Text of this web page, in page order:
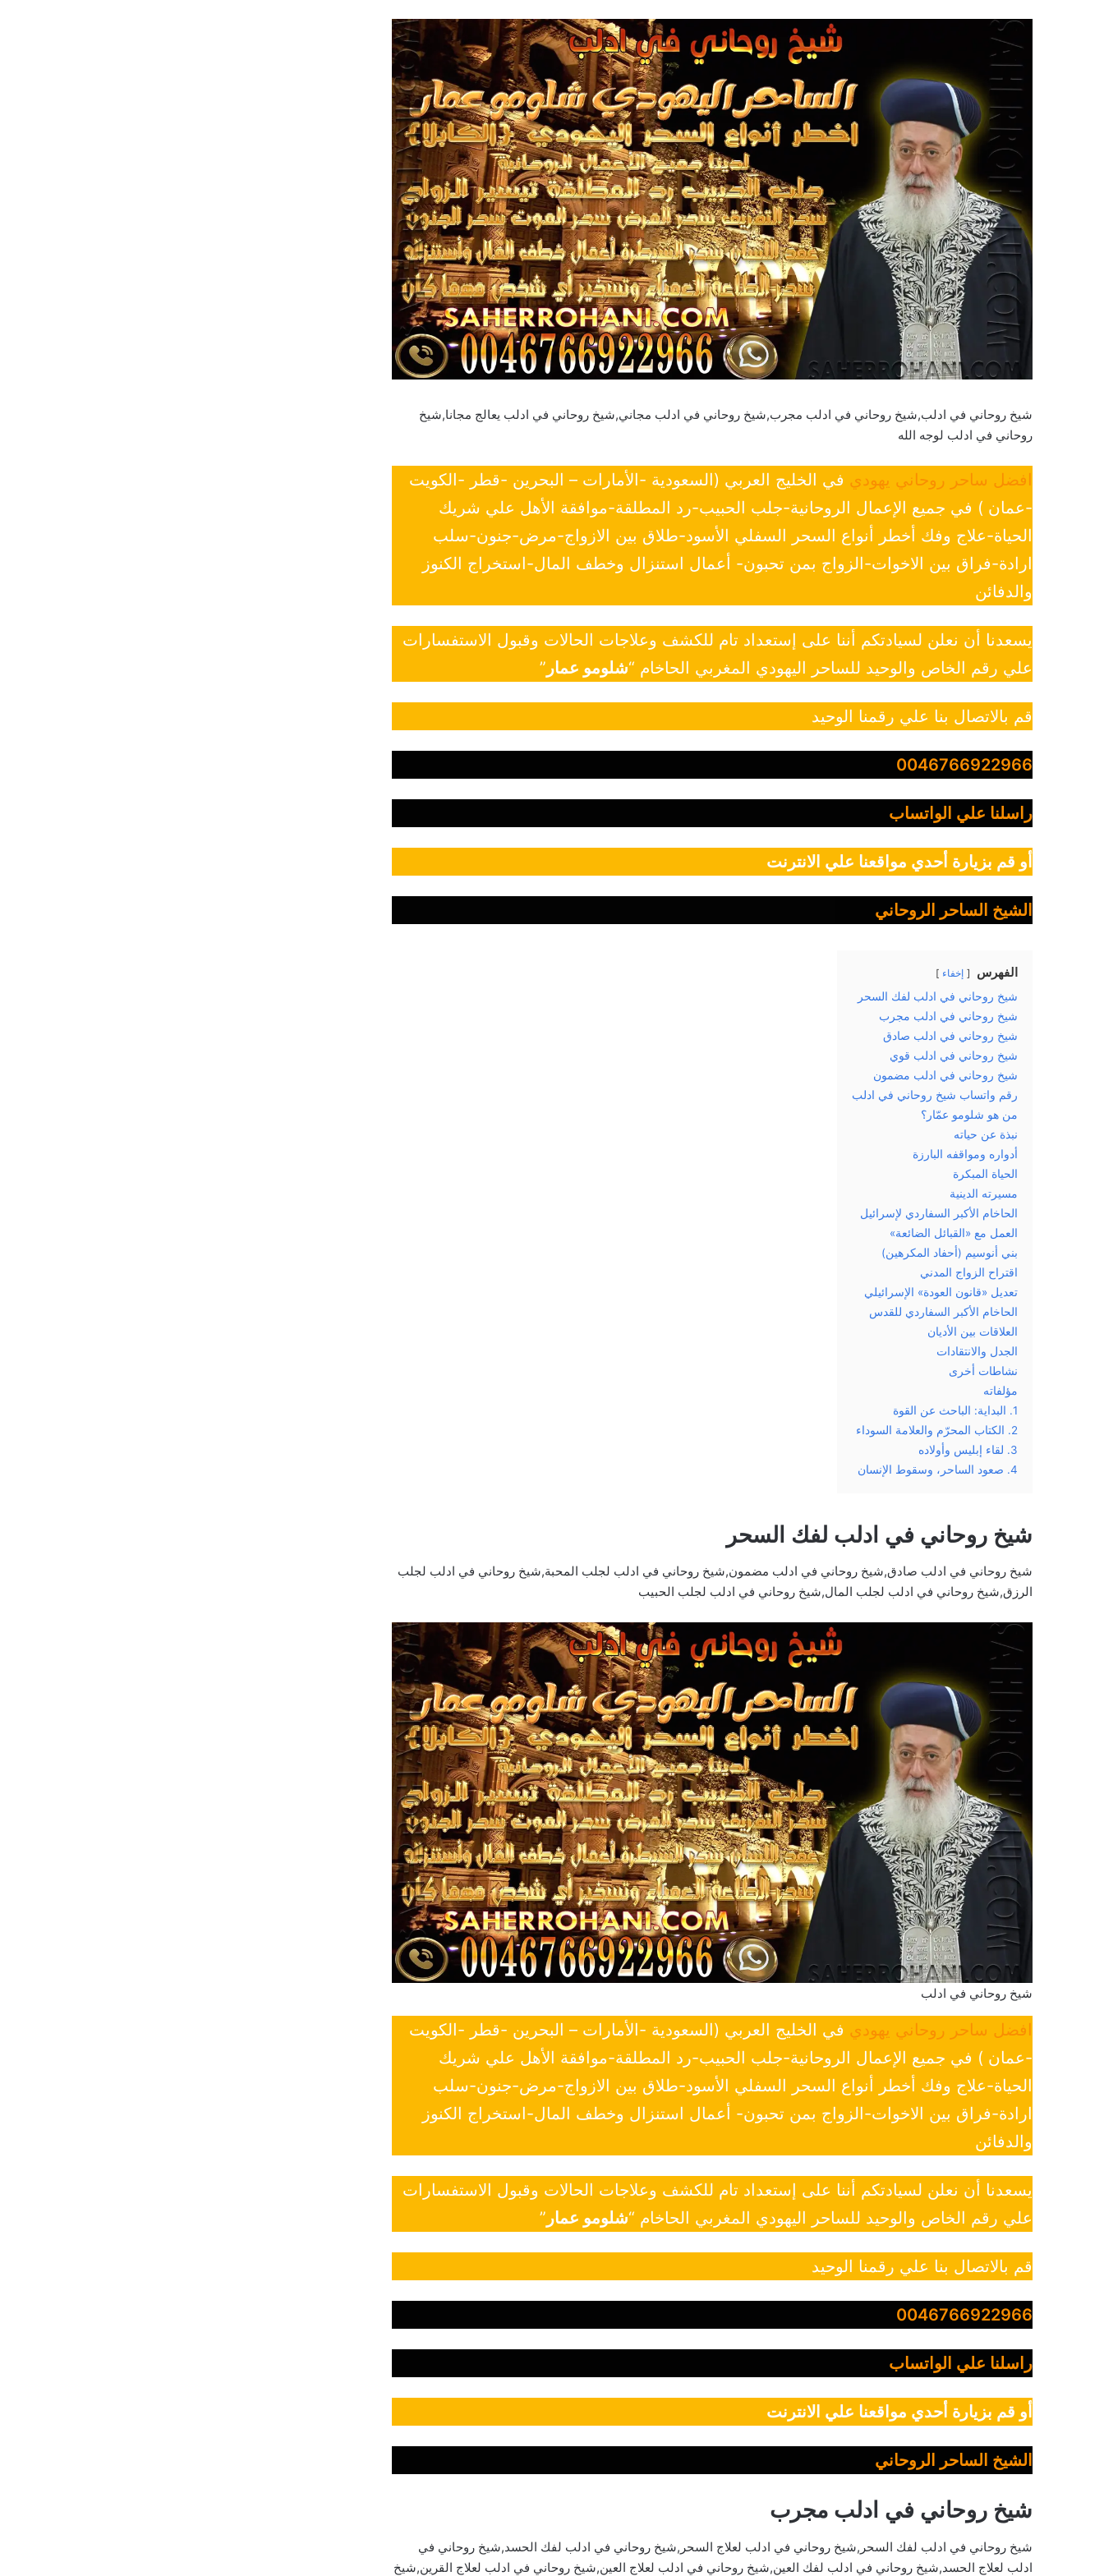
شيخ روحاني في ادلب,شيخ روحاني في ادلب مجرب,شيخ روحاني في ادلب مجاني,شيخ روحاني في ادلب يعالج مجانا,شيخ
روحاني في ادلب لوجه الله
افضل ساحر روحاني يهودي في الخليج العربي (السعودية -الأمارات – البحرين -قطر -الكويت
-عمان ) في جميع الإعمال الروحانية-جلب الحبيب-رد المطلقة-موافقة الأهل علي شريك
الحياة-علاج وفك أخطر أنواع السحر السفلي الأسود-طلاق بين الازواج-مرض-جنون-سلب
ارادة-فراق بين الاخوات-الزواج بمن تحبون- أعمال استنزال وخطف المال-استخراج الكنوز
والدفائن
يسعدنا أن نعلن لسيادتكم أننا على إستعداد تام للكشف وعلاجات الحالات وقبول الاستفسارات
علي رقم الخاص والوحيد للساحر اليهودي المغربي الحاخام “شلومو عمار ”
قم بالاتصال بنا علي رقمنا الوحيد
0046766922966
راسلنا علي الواتساب
أو قم بزيارة أحدي مواقعنا علي الانترنت
الشيخ الساحر الروحاني
الفهرس إخفاء
شيخ روحاني في ادلب لفك السحر
شيخ روحاني في ادلب مجرب
شيخ روحاني في ادلب صادق
شيخ روحاني في ادلب قوي
شيخ روحاني في ادلب مضمون
رقم واتساب شيخ روحاني في ادلب
من هو شلومو عمّار؟
نبذة عن حياته
أدواره ومواقفه البارزة
الحياة المبكرة
مسيرته الدينية
الحاخام الأكبر السفاردي لإسرائيل
العمل مع «القبائل الضائعة»
بني أنوسيم (أحفاد المكرهين)
اقتراح الزواج المدني
تعديل «قانون العودة» الإسرائيلي
الحاخام الأكبر السفاردي للقدس
العلاقات بين الأديان
الجدل والانتقادات
نشاطات أخرى
مؤلفاته
1. البداية: الباحث عن القوة
2. الكتاب المحرّم والعلامة السوداء
3. لقاء إبليس وأولاده
4. صعود الساحر، وسقوط الإنسان
شيخ روحاني في ادلب لفك السحر
شيخ روحاني في ادلب صادق,شيخ روحاني في ادلب مضمون,شيخ روحاني في ادلب لجلب المحبة,شيخ روحاني في ادلب لجلب
الرزق,شيخ روحاني في ادلب لجلب المال,شيخ روحاني في ادلب لجلب الحبيب
شيخ روحاني في ادلب
افضل ساحر روحاني يهودي في الخليج العربي (السعودية -الأمارات – البحرين -قطر -الكويت
-عمان ) في جميع الإعمال الروحانية-جلب الحبيب-رد المطلقة-موافقة الأهل علي شريك
الحياة-علاج وفك أخطر أنواع السحر السفلي الأسود-طلاق بين الازواج-مرض-جنون-سلب
ارادة-فراق بين الاخوات-الزواج بمن تحبون- أعمال استنزال وخطف المال-استخراج الكنوز
والدفائن
يسعدنا أن نعلن لسيادتكم أننا على إستعداد تام للكشف وعلاجات الحالات وقبول الاستفسارات
علي رقم الخاص والوحيد للساحر اليهودي المغربي الحاخام “شلومو عمار ”
قم بالاتصال بنا علي رقمنا الوحيد
0046766922966
راسلنا علي الواتساب
أو قم بزيارة أحدي مواقعنا علي الانترنت
الشيخ الساحر الروحاني
شيخ روحاني في ادلب مجرب
شيخ روحاني في ادلب لفك السحر,شيخ روحاني في ادلب لعلاج السحر,شيخ روحاني في ادلب لفك الحسد,شيخ روحاني في
ادلب لعلاج الحسد,شيخ روحاني في ادلب لفك العين,شيخ روحاني في ادلب لعلاج العين,شيخ روحاني في ادلب لعلاج القرين,شيخ